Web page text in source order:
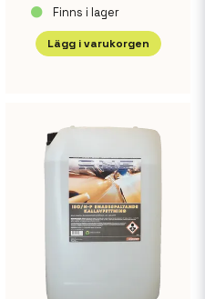
Finns i lager
Lägg i varukorgen